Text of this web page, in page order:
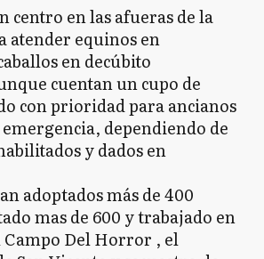
centro en las afueras de la
atender equinos en
en decúbito
cuentan un cupo de
con prioridad para ancianos
dependiendo de
y dados en
adoptados más de 400
mas de 600 y trabajado en
Campo Del Horror , el